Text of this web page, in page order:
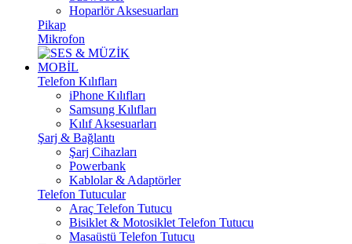
Hoparlör Aksesuarları
Pikap
Mikrofon
MOBİL
Telefon Kılıfları
iPhone Kılıfları
Samsung Kılıfları
Kılıf Aksesuarları
Şarj & Bağlantı
Şarj Cihazları
Powerbank
Kablolar & Adaptörler
Telefon Tutucular
Araç Telefon Tutucu
Bisiklet & Motosiklet Telefon Tutucu
Masaüstü Telefon Tutucu